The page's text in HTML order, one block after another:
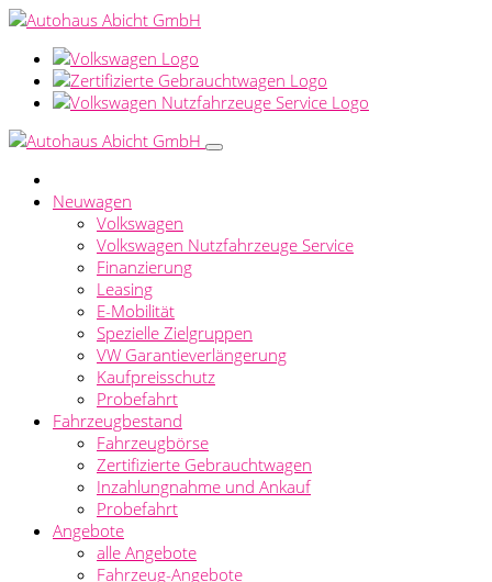
Neuwagen
Volkswagen
Volkswagen Nutzfahrzeuge Service
Finanzierung
Leasing
E-Mobilität
Spezielle Zielgruppen
VW Garantieverlängerung
Kaufpreisschutz
Probefahrt
Fahrzeugbestand
Fahrzeugbörse
Zertifizierte Gebrauchtwagen
Inzahlungnahme und Ankauf
Probefahrt
Angebote
alle Angebote
Fahrzeug-Angebote